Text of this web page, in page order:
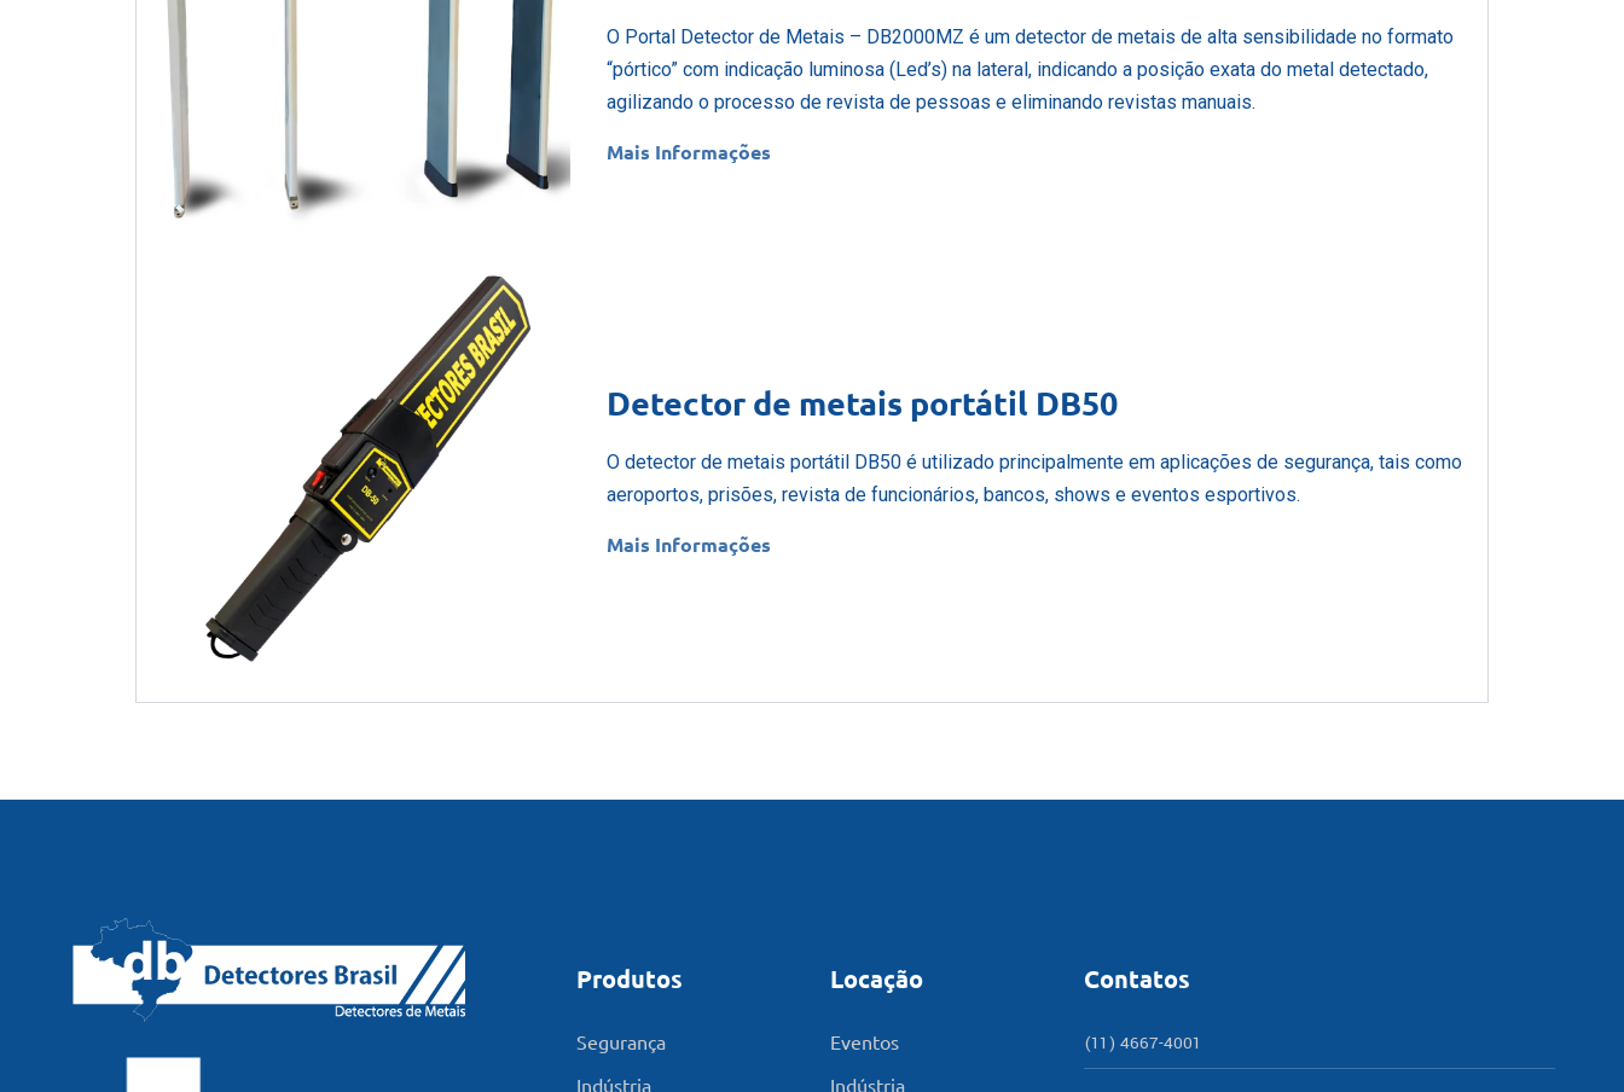
O Portal Detector de Metais – DB2000MZ é um detector de metais de alta sensibilidade no formato
“pórtico” com indicação luminosa (Led’s) na lateral, indicando a posição exata do metal detectado,
agilizando o processo de revista de pessoas e eliminando revistas manuais.
Mais Informações
Detector de metais portátil DB50
O detector de metais portátil DB50 é utilizado principalmente em aplicações de segurança, tais como
aeroportos, prisões, revista de funcionários, bancos, shows e eventos esportivos.
Mais Informações
Produtos
Segurança
Indústria
Locação
Eventos
Indústria
Contatos
(11) 4667-4001